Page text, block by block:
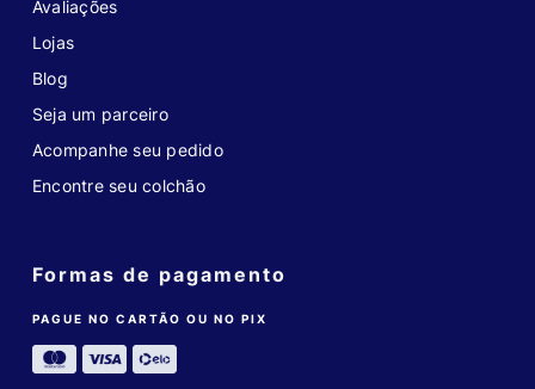
Avaliações
Lojas
Blog
Seja um parceiro
Acompanhe seu pedido
Encontre seu colchão
Formas de pagamento
PAGUE NO CARTÃO OU NO PIX